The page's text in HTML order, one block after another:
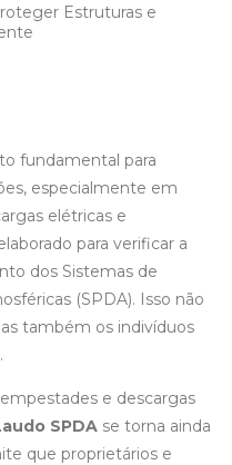
fundamental para
especialmente em
elétricas e
para verificar a
dos Sistemas de
(SPDA). Isso não
também os indivíduos
e descargas
SPDA se torna ainda
que proprietários e